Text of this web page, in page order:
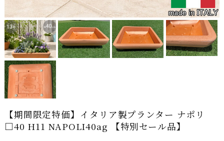
【期間限定特価】イタリア製プランター ナポリ
□40 H11 NAPOLI40ag 【特別セール品】